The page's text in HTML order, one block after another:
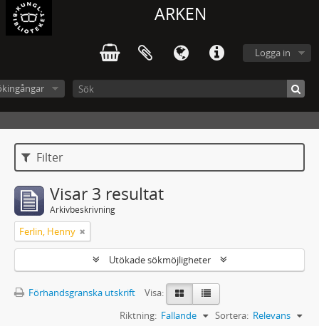
ARKEN
Logga in
Filter
Visar 3 resultat
Arkivbeskrivning
Ferlin, Henny
Utökade sökmöjligheter
Förhandsgranska utskrift
Visa:
Sortera: Relevans
Riktning: Fallande